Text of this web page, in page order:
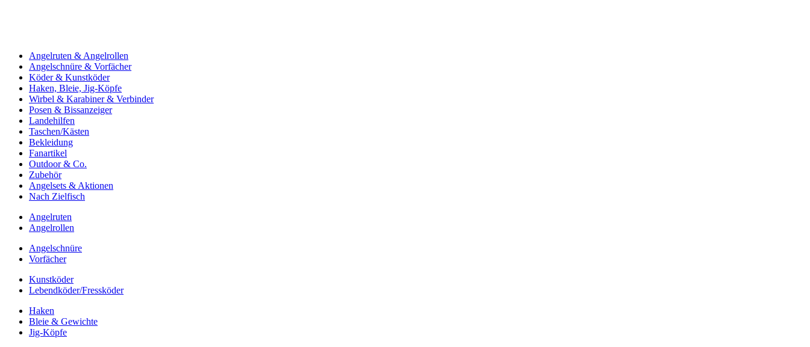
Angelruten & Angelrollen
Angelschnüre & Vorfächer
Köder & Kunstköder
Haken, Bleie, Jig-Köpfe
Wirbel & Karabiner & Verbinder
Posen & Bissanzeiger
Landehilfen
Taschen/Kästen
Bekleidung
Fanartikel
Outdoor & Co.
Zubehör
Angelsets & Aktionen
Nach Zielfisch
Angelruten
Angelrollen
Angelschnüre
Vorfächer
Kunstköder
Lebendköder/Fressköder
Haken
Bleie & Gewichte
Jig-Köpfe